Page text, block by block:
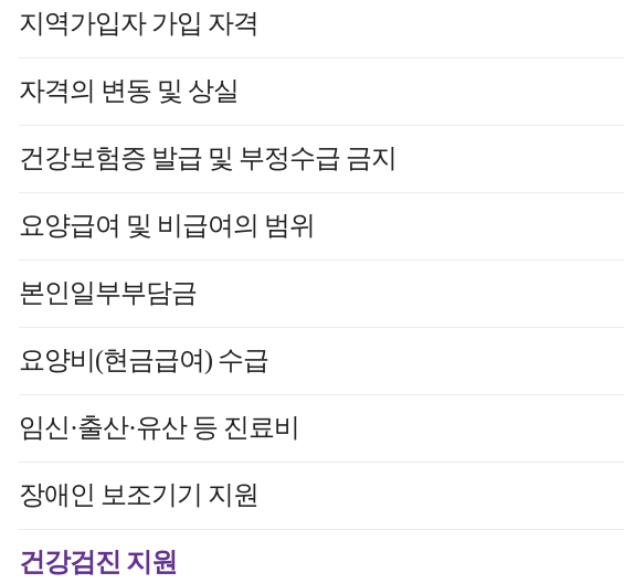
지역가입자 가입 자격
자격의 변동 및 상실
건강보험증 발급 및 부정수급 금지
요양급여 및 비급여의 범위
본인일부부담금
요양비(현금급여) 수급
임신·출산·유산 등 진료비
장애인 보조기기 지원
건강검진 지원